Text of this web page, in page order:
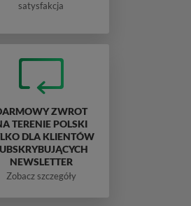
satysfakcja
ZWROT
TERENIE POLSKI
DLA KLIENTÓW
NEWSLETTER
Zobacz szczegóły